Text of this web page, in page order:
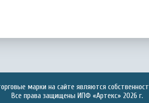
марки на сайте являются
Все права защищены ИПФ «Артекс» 2026 г.